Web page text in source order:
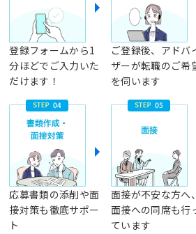
登録フォームから1
分ほどでご入力いた
だけます！
ご登録後、アドバ
ザーが転職のご希
を伺います
応募書類の添削や面
接対策も徹底サポー
ト
面接が不安な方へ、
面接への同席も行
ています